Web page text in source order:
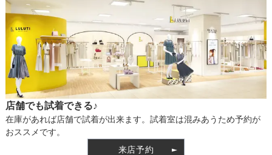
店舗でも試着できる♪
在庫があれば店舗で試着が出来ます。試着室は混みあうため予約が
おススメです。
来店予約